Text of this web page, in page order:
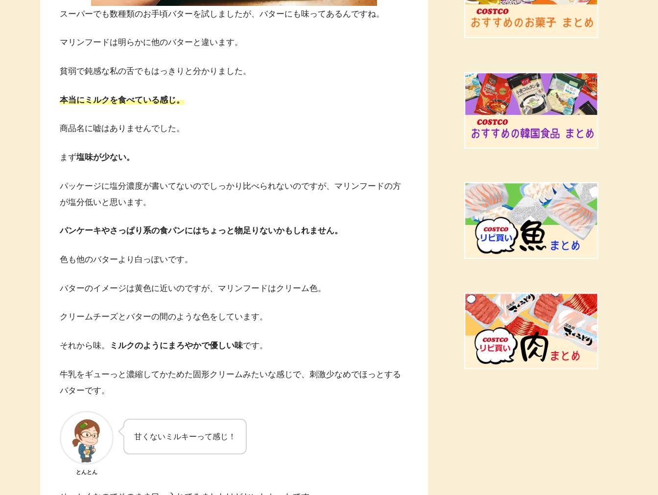
スーパーでも数種類のお手頃バターを試しましたが、バターにも味ってあるんですね。
マリンフードは明らかに他のバターと違います。
貧弱で鈍感な私の舌でもはっきりと分かりました。
本当にミルクを食べている感じ。
商品名に嘘はありませんでした。
まず塩味が少ない。
パッケージに塩分濃度が書いてないのでしっかり比べられないのですが、マリンフードの方
が塩分低いと思います。
パンケーキやさっぱり系の食パンにはちょっと物足りないかもしれません。
色も他のバターより白っぽいです。
バターのイメージは黄色に近いのですが、マリンフードはクリーム色。
クリームチーズとバターの間のような色をしています。
それから味。 ミルクのようにまろやかで優しい味です。
牛乳をギューっと濃縮してかためた固形クリームみたいな感じで、刺激少なめでほっとする
バターです。
とんとん
甘くないミルキーって感じ！